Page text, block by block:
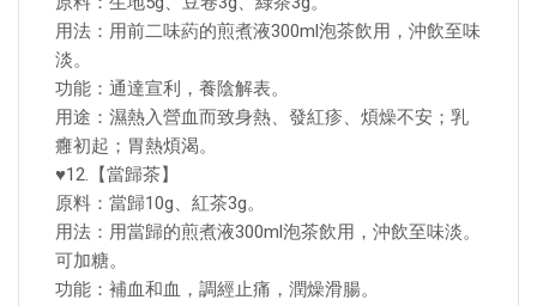
用法：用前二味葯的煎煮液300ml泡茶飲用，沖飲至味
淡。
功能：通達宣利，養陰解表。
用途：濕熱入營血而致身熱、發紅疹、煩燥不安；乳
癰初起；胃熱煩渴。
♥12.【當歸茶】
原料：當歸10g、紅茶3g。
用法：用當歸的煎煮液300ml泡茶飲用，沖飲至味淡。
可加糖。
功能：補血和血，調經止痛，潤燥滑腸。